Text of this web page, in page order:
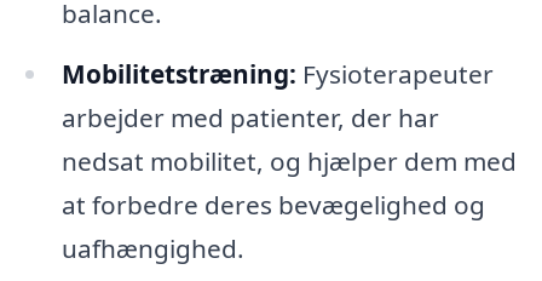
balance.
Mobilitetstræning: Fysioterapeuter
arbejder med patienter, der har
nedsat mobilitet, og hjælper dem med
at forbedre deres bevægelighed og
uafhængighed.